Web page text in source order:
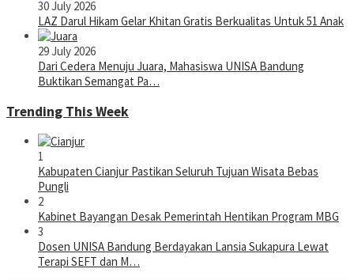
30 July 2026
LAZ Darul Hikam Gelar Khitan Gratis Berkualitas Untuk 51 Anak
29 July 2026
Dari Cedera Menuju Juara, Mahasiswa UNISA Bandung
Buktikan Semangat Pa…
Trending This Week
1
Kabupaten Cianjur Pastikan Seluruh Tujuan Wisata Bebas
Pungli
2
Kabinet Bayangan Desak Pemerintah Hentikan Program MBG
3
Dosen UNISA Bandung Berdayakan Lansia Sukapura Lewat
Terapi SEFT dan M…